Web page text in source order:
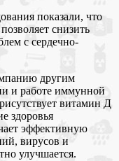
показали, что
снизить
с сердечно-
другим
и работе иммунной
витамин Д
здоровья
эффективную
вирусов и
улучшается.